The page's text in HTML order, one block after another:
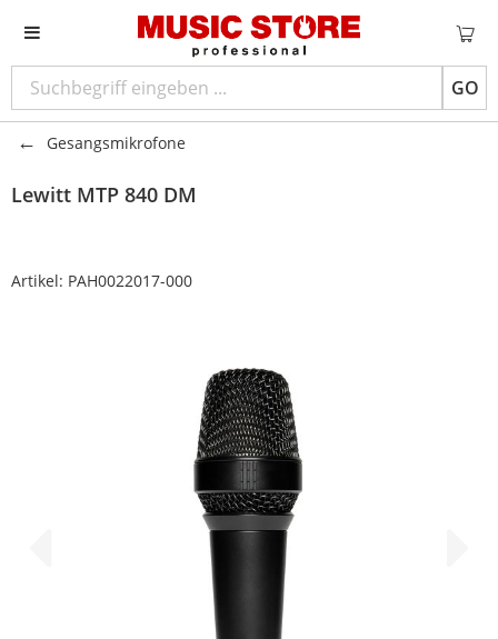
GO
Gesangsmikrofone
Lewitt MTP 840 DM
Artikel: PAH0022017-000